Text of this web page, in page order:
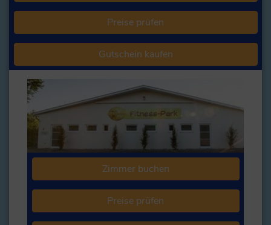
Preise prüfen
Gutschein kaufen
Zimmer buchen
Preise prüfen